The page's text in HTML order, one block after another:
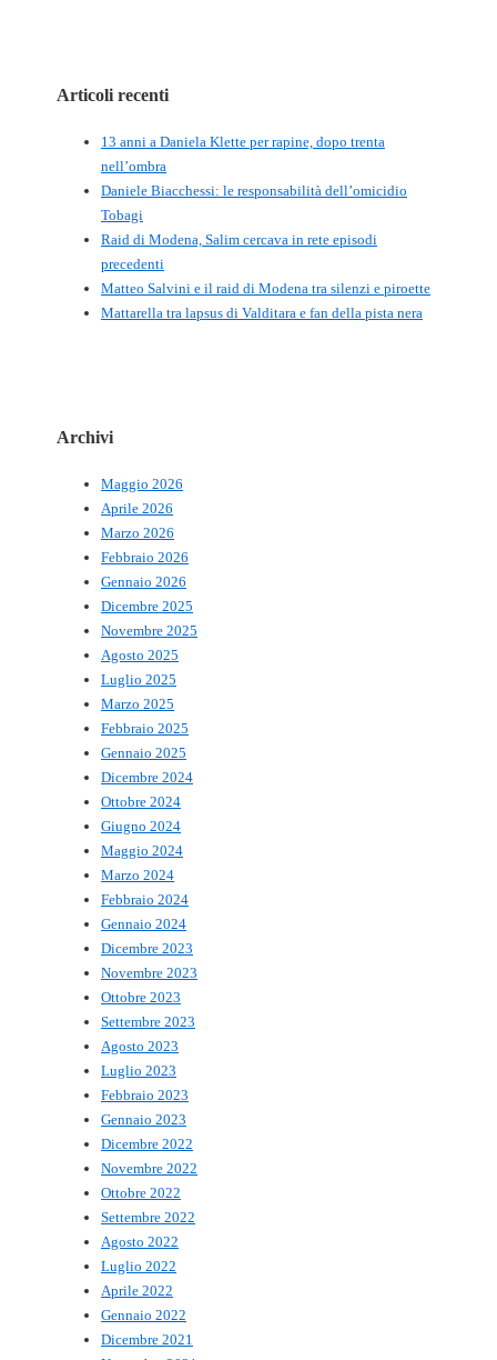
Articoli recenti
13 anni a Daniela Klette per rapine, dopo trenta
nell’ombra
Daniele Biacchessi: le responsabilità dell’omicidio
Tobagi
Raid di Modena, Salim cercava in rete episodi
precedenti
Matteo Salvini e il raid di Modena tra silenzi e piroette
Mattarella tra lapsus di Valditara e fan della pista nera
Archivi
Maggio 2026
Aprile 2026
Marzo 2026
Febbraio 2026
Gennaio 2026
Dicembre 2025
Novembre 2025
Agosto 2025
Luglio 2025
Marzo 2025
Febbraio 2025
Gennaio 2025
Dicembre 2024
Ottobre 2024
Giugno 2024
Maggio 2024
Marzo 2024
Febbraio 2024
Gennaio 2024
Dicembre 2023
Novembre 2023
Ottobre 2023
Settembre 2023
Agosto 2023
Luglio 2023
Febbraio 2023
Gennaio 2023
Dicembre 2022
Novembre 2022
Ottobre 2022
Settembre 2022
Agosto 2022
Luglio 2022
Aprile 2022
Gennaio 2022
Dicembre 2021